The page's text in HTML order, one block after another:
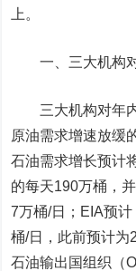
上。
一、 三大机构
三大机构对年
原油需求增速放缓
石油需求增长预计
的每天190万桶，
7万桶/日；EIA预
桶/日，此前预计为
石油输出国组织（